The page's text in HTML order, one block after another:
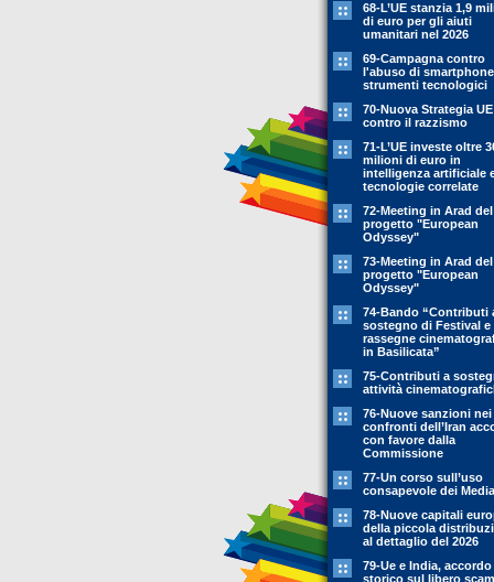
68-L’UE stanzia 1,9
di euro per gli aiuti
umanitari nel 2026
69-Campagna contro
l'abuso di
strumenti tecnologici
70-Nuova Strategia UE
contro il razzismo
71-L’UE investe oltre
milioni di euro in
intelligenza artificiale
tecnologie correlate
72-Meeting in Arad del
progetto "European
Odyssey"
73-Meeting in Arad del
progetto "European
Odyssey"
74-Bando “Contributi
sostegno di Festival e
rassegne
in Basilicata”
75-Contributi a
attività
76-Nuove sanzioni nei
confronti dell’Iran
con favore dalla
Commissione
77-Un corso sull’uso
consapevole dei Media
78-Nuove capitali
della piccola
al dettaglio del 2026
79-Ue e India, accordo
storico sul libero